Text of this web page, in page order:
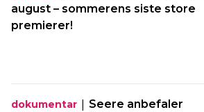
august – sommerens siste store
premierer!
dokumentar | Seere anbefaler